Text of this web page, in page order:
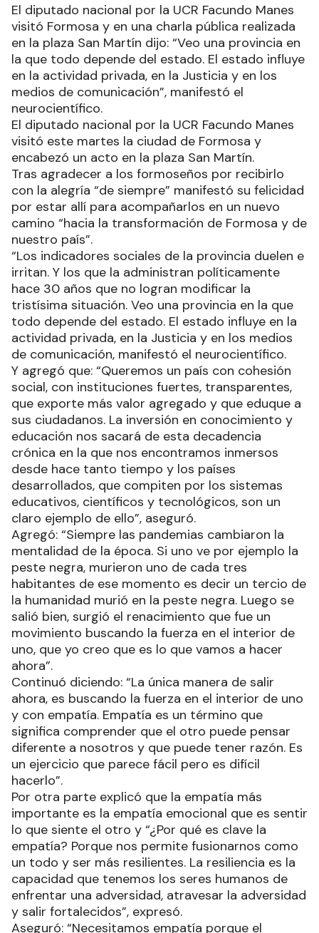
El diputado nacional por la UCR Facundo Manes
visitó Formosa y en una charla pública realizada
en la plaza San Martín dijo: “Veo una provincia en
la que todo depende del estado. El estado influye
en la actividad privada, en la Justicia y en los
medios de comunicación”, manifestó el
neurocientífico.
El diputado nacional por la UCR Facundo Manes
visitó este martes la ciudad de Formosa y
encabezó un acto en la plaza San Martín.
Tras agradecer a los formoseños por recibirlo
con la alegría “de siempre” manifestó su felicidad
por estar allí para acompañarlos en un nuevo
camino “hacia la transformación de Formosa y de
nuestro país”.
“Los indicadores sociales de la provincia duelen e
irritan. Y los que la administran políticamente
hace 30 años que no logran modificar la
tristísima situación. Veo una provincia en la que
todo depende del estado. El estado influye en la
actividad privada, en la Justicia y en los medios
de comunicación, manifestó el neurocientífico.
Y agregó que: “Queremos un país con cohesión
social, con instituciones fuertes, transparentes,
que exporte más valor agregado y que eduque a
sus ciudadanos. La inversión en conocimiento y
educación nos sacará de esta decadencia
crónica en la que nos encontramos inmersos
desde hace tanto tiempo y los países
desarrollados, que compiten por los sistemas
educativos, científicos y tecnológicos, son un
claro ejemplo de ello”, aseguró.
Agregó: “Siempre las pandemias cambiaron la
mentalidad de la época. Si uno ve por ejemplo la
peste negra, murieron uno de cada tres
habitantes de ese momento es decir un tercio de
la humanidad murió en la peste negra. Luego se
salió bien, surgió el renacimiento que fue un
movimiento buscando la fuerza en el interior de
uno, que yo creo que es lo que vamos a hacer
ahora”.
Continuó diciendo: “La única manera de salir
ahora, es buscando la fuerza en el interior de uno
y con empatía. Empatía es un término que
significa comprender que el otro puede pensar
diferente a nosotros y que puede tener razón. Es
un ejercicio que parece fácil pero es difícil
hacerlo”.
Por otra parte explicó que la empatía más
importante es la empatía emocional que es sentir
lo que siente el otro y “¿Por qué es clave la
empatía? Porque nos permite fusionarnos como
un todo y ser más resilientes. La resiliencia es la
capacidad que tenemos los seres humanos de
enfrentar una adversidad, atravesar la adversidad
y salir fortalecidos”, expresó.
Aseguró: “Necesitamos empatía porque el